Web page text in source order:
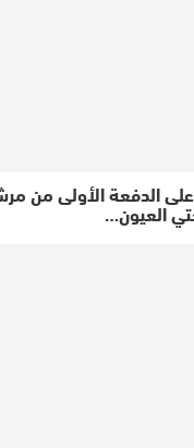
الدفعة الأولى من
العيون…